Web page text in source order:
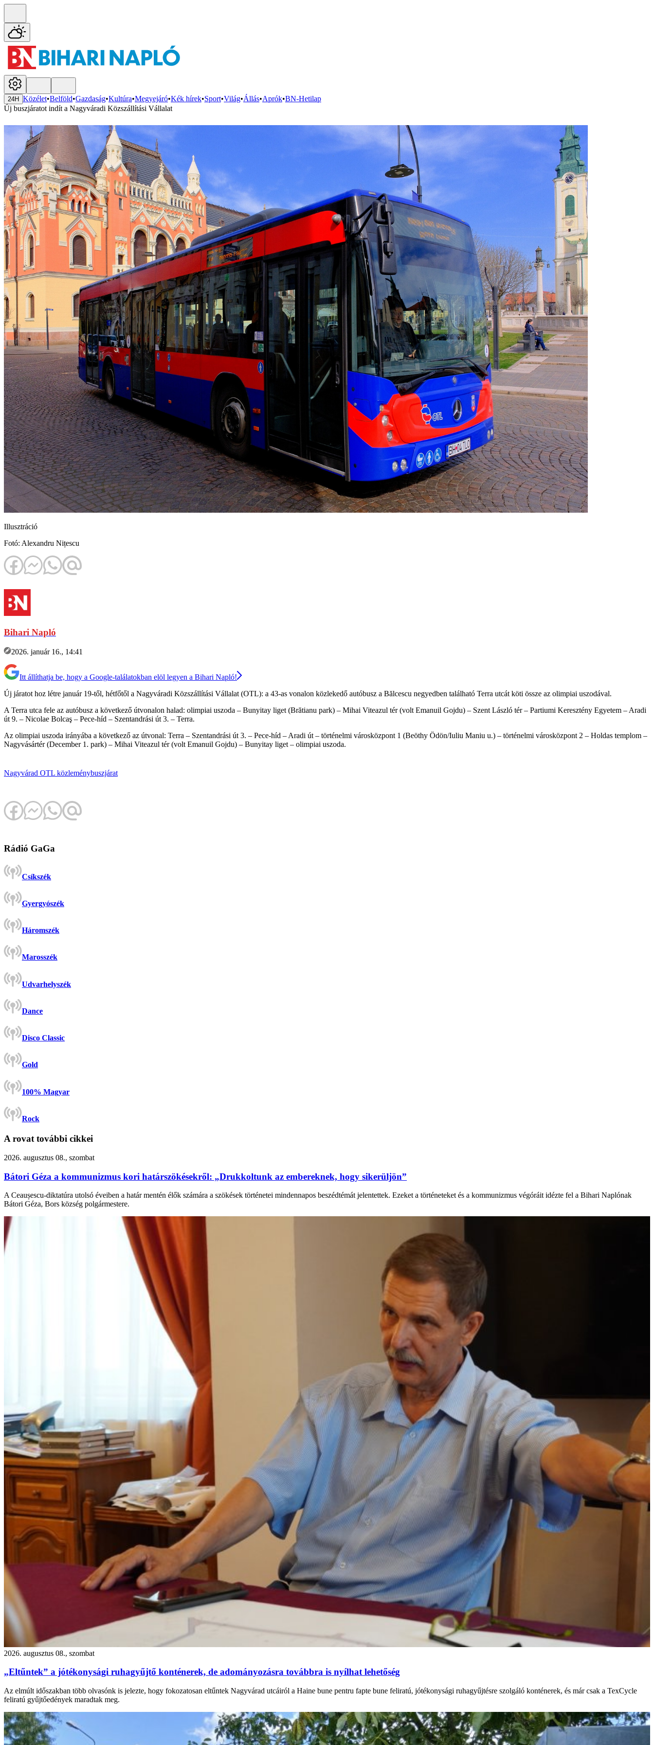
24H Közélet•Belföld•Gazdaság•Kultúra•Megyejáró•Kék hírek•Sport•Világ•Állás•Aprók•BN-Hetilap
Új buszjáratot indít a Nagyváradi Közszállítási Vállalat
Illusztráció
Fotó: Alexandru Nițescu
Bihari Napló
2026. január 16., 14:41
Itt állíthatja be, hogy a Google-találatokban elöl legyen a Bihari Napló!
Új járatot hoz létre január 19-től, hétfőtől a Nagyváradi Közszállítási Vállalat (OTL): a 43-as vonalon közlekedő autóbusz a Bălcescu negyedben található Terra utcát köti össze az olimpiai uszodával.
A Terra utca fele az autóbusz a következő útvonalon halad: olimpiai uszoda – Bunyitay liget (Brătianu park) – Mihai Viteazul tér (volt Emanuil Gojdu) – Szent László tér – Partiumi Keresztény Egyetem – Aradi
út 9. – Nicolae Bolcaş – Pece-híd – Szentandrási út 3. – Terra.
Az olimpiai uszoda irányába a következő az útvonal: Terra – Szentandrási út 3. – Pece-híd – Aradi út – történelmi városközpont 1 (Beöthy Ödön/Iuliu Maniu u.) – történelmi városközpont 2 – Holdas templom –
Nagyvásártér (December 1. park) – Mihai Viteazul tér (volt Emanuil Gojdu) – Bunyitay liget – olimpiai uszoda.
Nagyvárad OTL közleménybuszjárat
Rádió GaGa
Csíkszék
Gyergyószék
Háromszék
Marosszék
Udvarhelyszék
Dance
Disco Classic
Gold
100% Magyar
Rock
A rovat további cikkei
2026. augusztus 08., szombat
Bátori Géza a kommunizmus kori határszökésekről: „Drukkoltunk az embereknek, hogy sikerüljön”
A Ceaușescu-diktatúra utolsó éveiben a határ mentén élők számára a szökések történetei mindennapos beszédtémát jelentettek. Ezeket a történeteket és a kommunizmus végóráit idézte fel a Bihari Naplónak
Bátori Géza, Bors község polgármestere.
2026. augusztus 08., szombat
„Eltűntek” a jótékonysági ruhagyűjtő konténerek, de adományozásra továbbra is nyílhat lehetőség
Az elmúlt időszakban több olvasónk is jelezte, hogy fokozatosan eltűntek Nagyvárad utcáiról a Haine bune pentru fapte bune feliratú, jótékonysági ruhagyűjtésre szolgáló konténerek, és már csak a TexCycle
feliratú gyűjtőedények maradtak meg.